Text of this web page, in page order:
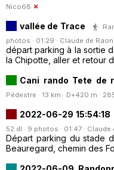
Nico68
vallée de Trace
photos · 01:29 · Claude de Raon
départ parking à la sortie
la Chipotte, aller et retour
Cani rando Tete de
Pédestre · 13 km · D+420 m ·
2022-06-29 15:54:18
52 dl · 9 photos · 01:47 · Claude
Départ parking du stade
Beauregard, chemin des